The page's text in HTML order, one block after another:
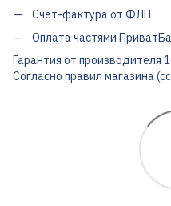
Счет-фактура от ФЛП
Оплата частями
Гарантия от производителя
Согласно правил магазина